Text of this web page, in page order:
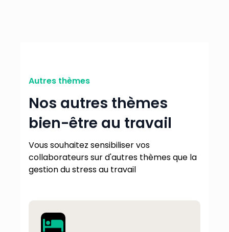
Autres thèmes
Nos autres thèmes
bien-être au travail
Vous souhaitez sensibiliser vos
collaborateurs sur d'autres thèmes que la
gestion du stress au travail